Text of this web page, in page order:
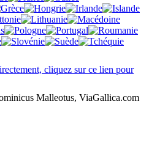
cliquez sur ce lien pour
Malleotus, ViaGallica.com